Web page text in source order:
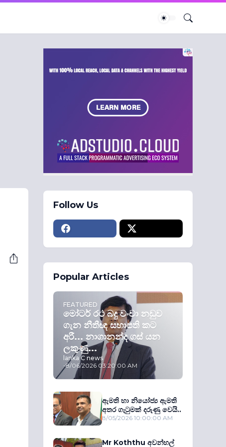
Follow Us
Popular Articles
FEATURED
මෝටර් රථ බදු වංචා නඩුව
ගැන නීතීඥ සභාපති කට
අරී... නාගානන්ද ගස් යන
ලකුණු...
lanka C news
-8/06/2026 03:20:00 AM
ඇමති හා නියෝජ්‍ය ඇමති
අතර ගැටුමක් දරුණු වෙයි..
8/05/2026 10:00:00 AM
Mr Koththu අවන්හල්